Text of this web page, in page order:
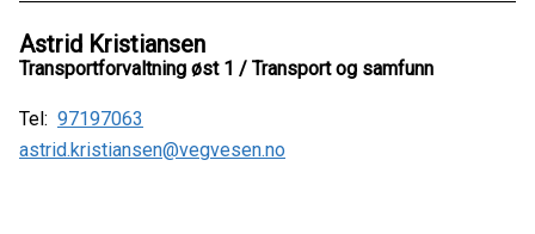
Astrid Kristiansen
Transportforvaltning øst 1 / Transport og samfunn
Tel: 97197063
astrid.kristiansen@vegvesen.no